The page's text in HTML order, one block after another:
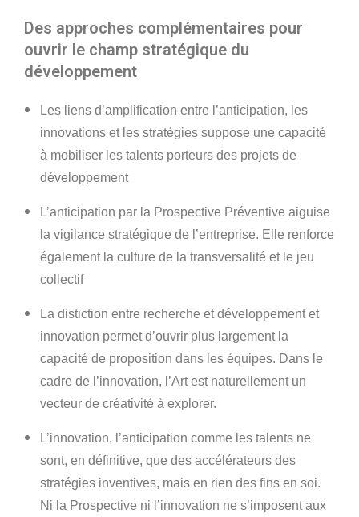
Des approches complémentaires pour
ouvrir le champ stratégique du
développement
Les liens d’amplification entre l’anticipation, les
innovations et les stratégies suppose une capacité
à mobiliser les talents porteurs des projets de
développement
L’anticipation par la Prospective Préventive aiguise
la vigilance stratégique de l’entreprise. Elle renforce
également la culture de la transversalité et le jeu
collectif
La distiction entre recherche et développement et
innovation permet d’ouvrir plus largement la
capacité de proposition dans les équipes. Dans le
cadre de l’innovation, l’Art est naturellement un
vecteur de créativité à explorer.
L’innovation, l’anticipation comme les talents ne
sont, en définitive, que des accélérateurs des
stratégies inventives, mais en rien des fins en soi.
Ni la Prospective ni l’innovation ne s’imposent aux